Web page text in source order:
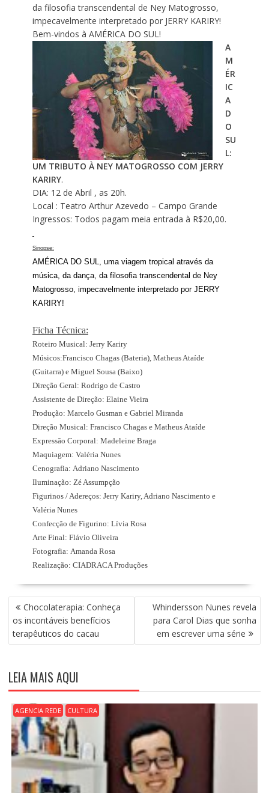
da filosofia transcendental de Ney Matogrosso,
impecavelmente interpretado por JERRY KARIRY!
Bem-vindos à AMÉRICA DO SUL!
A
M
ÉR
IC
A
D
O
SU
L:
UM TRIBUTO À NEY MATOGROSSO COM JERRY
KARIRY.
DIA: 12 de Abril , as 20h.
Local : Teatro Arthur Azevedo – Campo Grande
Ingressos: Todos pagam meia entrada à R$20,00.
Sinopse:
AMÉRICA DO SUL, uma viagem tropical através da
música, da dança, da filosofia transcendental de Ney
Matogrosso, impecavelmente interpretado por JERRY
KARIRY!
Ficha Técnica:
Roteiro Musical: Jerry Kariry
Músicos:Francisco Chagas (Bateria), Matheus Ataíde
(Guitarra) e Miguel Sousa (Baixo)
Direção Geral: Rodrigo de Castro
Assistente de Direção: Elaine Vieira
Produção: Marcelo Gusman e Gabriel Miranda
Direção Musical: Francisco Chagas e Matheus Ataíde
Expressão Corporal: Madeleine Braga
Maquiagem: Valéria Nunes
Cenografia: Adriano Nascimento
Iluminação: Zé Assumpção
Figurinos / Adereços: Jerry Kariry, Adriano Nascimento e
Valéria Nunes
Confecção de Figurino: Lívia Rosa
Arte Final: Flávio Oliveira
Fotografia: Amanda Rosa
Realização: CIADRACA Produções
N
A
V
E
A
Ç
Ã
O
D
E
P
O
Chocolaterapia: Conheça
os incontáveis benefícios
terapêuticos do cacau
Whindersson Nunes revela
para Carol Dias que sonha
em escrever uma série
LEIA MAIS AQUI
AGENCIA REDE CULTURA